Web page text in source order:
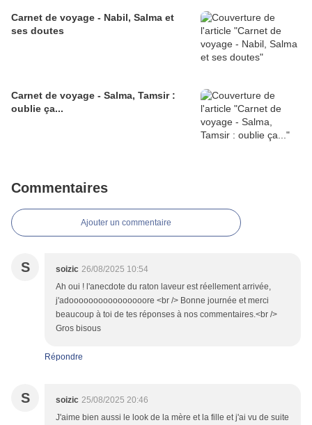
Carnet de voyage - Nabil, Salma et
ses doutes
Carnet de voyage - Salma, Tamsir :
oublie ça...
Commentaires
Ajouter un commentaire
S soizic 26/08/2025 10:54
Ah oui ! l'anecdote du raton laveur est réellement arrivée,
j'adoooooooooooooooore <br /> Bonne journée et merci
beaucoup à toi de tes réponses à nos commentaires.<br />
Gros bisous
Répondre
S soizic 25/08/2025 20:46
J'aime bien aussi le look de la mère et la fille et j'ai vu de suite